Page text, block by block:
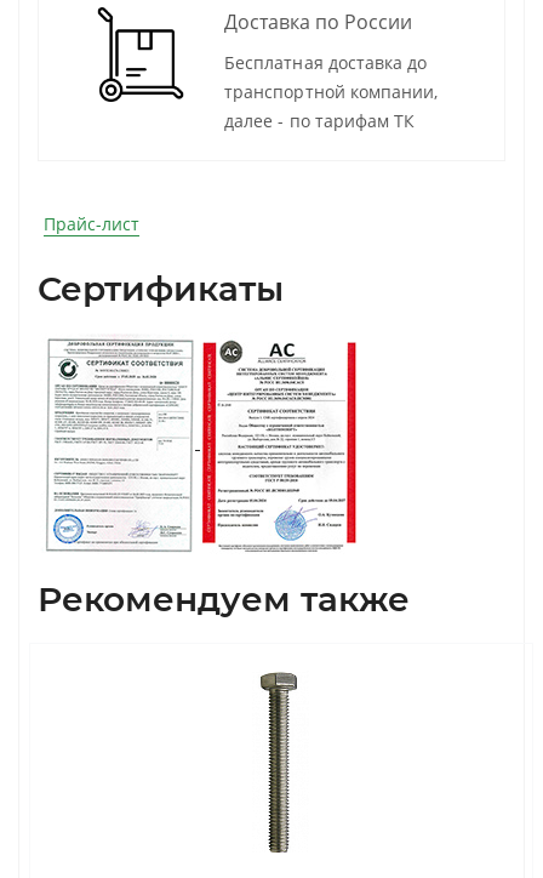
Доставка по России
Бесплатная доставка до
транспортной компании,
далее - по тарифам ТК
Прайс-лист
Сертификаты
Рекомендуем также